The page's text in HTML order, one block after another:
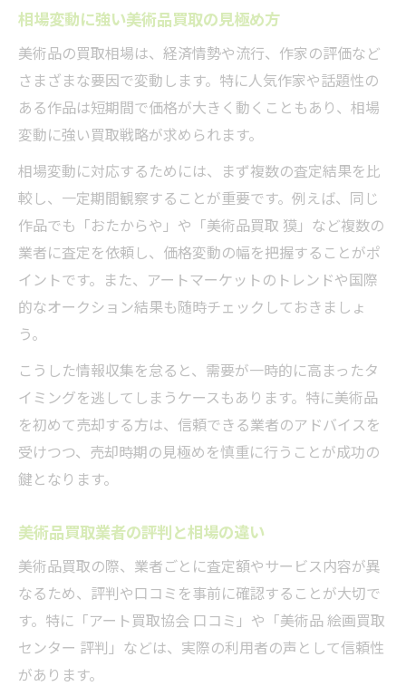
相場変動に強い美術品買取の見極め方
美術品の買取相場は、経済情勢や流行、作家の評価など
さまざまな要因で変動します。特に人気作家や話題性の
ある作品は短期間で価格が大きく動くこともあり、相場
変動に強い買取戦略が求められます。
相場変動に対応するためには、まず複数の査定結果を比
較し、一定期間観察することが重要です。例えば、同じ
作品でも「おたからや」や「美術品買取 獏」など複数の
業者に査定を依頼し、価格変動の幅を把握することがポ
イントです。また、アートマーケットのトレンドや国際
的なオークション結果も随時チェックしておきましょ
う。
こうした情報収集を怠ると、需要が一時的に高まったタ
イミングを逃してしまうケースもあります。特に美術品
を初めて売却する方は、信頼できる業者のアドバイスを
受けつつ、売却時期の見極めを慎重に行うことが成功の
鍵となります。
美術品買取業者の評判と相場の違い
美術品買取の際、業者ごとに査定額やサービス内容が異
なるため、評判や口コミを事前に確認することが大切で
す。特に「アート買取協会 口コミ」や「美術品 絵画買取
センター 評判」などは、実際の利用者の声として信頼性
があります。